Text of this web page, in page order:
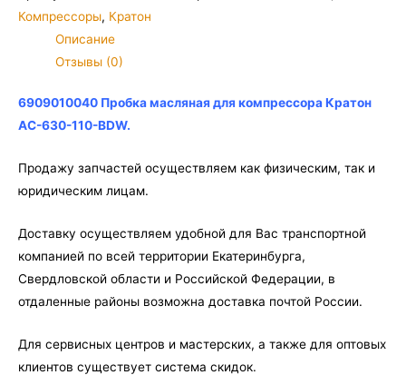
AC-
630-
BDW
Компрессоры, Кратон
Описание
Отзывы (0)
6909010040 Пробка масляная для компрессора Кратон
AC-630-110-BDW.
Продажу запчастей осуществляем как физическим, так и
юридическим лицам.
Доставку осуществляем удобной для Вас транспортной
компанией по всей территории Екатеринбурга,
Свердловской области и Российской Федерации, в
отдаленные районы возможна доставка почтой России.
Для сервисных центров и мастерских, а также для оптовых
клиентов существует система скидок.